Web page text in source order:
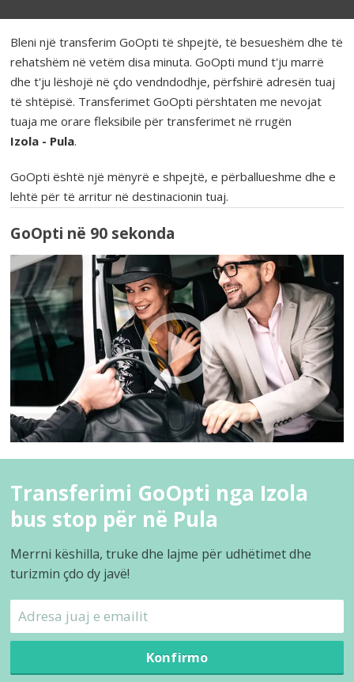
Bleni një transferim GoOpti të shpejtë, të besueshëm dhe të
rehatshëm në vetëm disa minuta. GoOpti mund t'ju marrë
dhe t'ju lëshojë në çdo vendndodhje, përfshirë adresën tuaj
të shtëpisë. Transferimet GoOpti përshtaten me nevojat
tuaja me orare fleksibile për transferimet në rrugën
Izola - Pula.
GoOpti është një mënyrë e shpejtë, e përballueshme dhe e
lehtë për të arritur në destinacionin tuaj.
GoOpti në 90 sekonda
Transferimi GoOpti nga Izola
bus stop për në Pula
Merrni këshilla, truke dhe lajme për udhëtimet dhe
turizmin çdo dy javë!
Konfirmo